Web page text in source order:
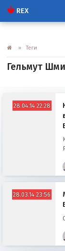
REX
» Теги
Гельмут
28.04.14 22:28
28.03.14 23:56